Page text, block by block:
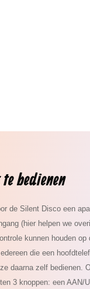
bedienen
de Silent Disco een
(hier helpen we
kunnen houden op
die een
daarna zelf bedienen.
3 knoppen: een AAN/